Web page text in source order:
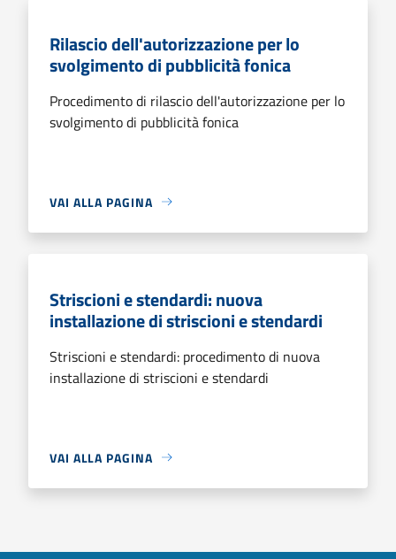
Rilascio dell'autorizzazione per lo
svolgimento di pubblicità fonica
Procedimento di rilascio dell'autorizzazione per lo
svolgimento di pubblicità fonica
VAI ALLA PAGINA
Striscioni e stendardi: nuova
installazione di striscioni e stendardi
Striscioni e stendardi: procedimento di nuova
installazione di striscioni e stendardi
VAI ALLA PAGINA